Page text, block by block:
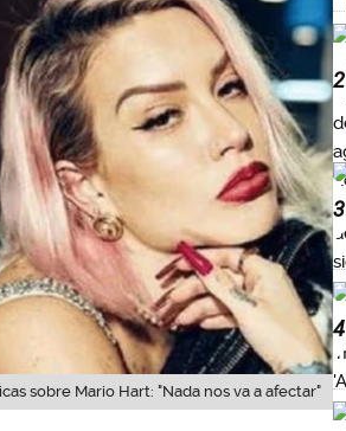
sobre Mario Hart: "Nada nos va a afectar"
2
3
4